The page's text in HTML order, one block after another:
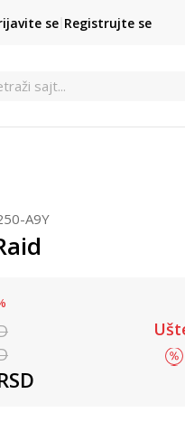
POZOVITE NAS
011 422 1422
se Registrujte se
A9Y